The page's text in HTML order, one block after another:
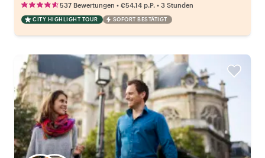
537 Bewertungen • €54.14 p.P. • 3 Stunden
CITY HIGHLIGHT TOUR SOFORT BESTÄTIGT